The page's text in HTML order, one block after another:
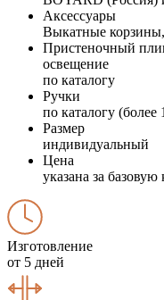
Аксессуары
Выкатные
Пристеночный
освещение
по каталогу
Ручки
по каталогу (более
Размер
индивидуальный
Цена
указана за
Изготовление
от 5 дней